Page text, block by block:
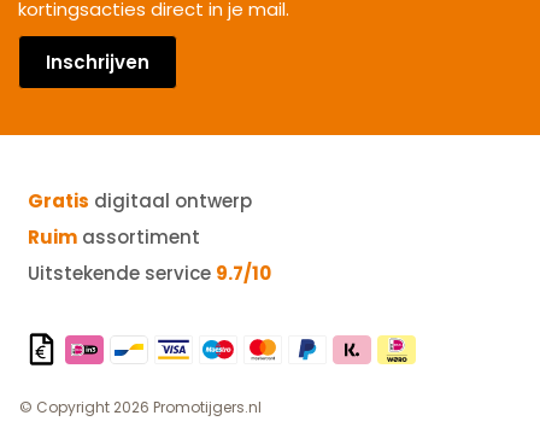
kortingsacties direct in je mail.
Inschrijven
Gratis digitaal ontwerp
Ruim assortiment
Uitstekende service 9.7/10
© Copyright 2026 Promotijgers.nl